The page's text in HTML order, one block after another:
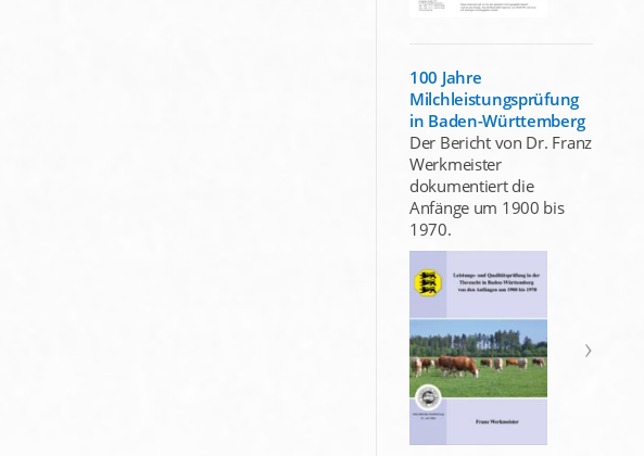
100 Jahre
Milchleistungsprüfung
in Baden-Württemberg
Der Bericht von Dr. Franz
Werkmeister
dokumentiert die
Anfänge um 1900 bis
1970.